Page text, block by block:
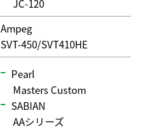
JC-120
Ampeg
SVT-450/SVT410HE
Pearl
Masters Custom
SABIAN
AAシリーズ